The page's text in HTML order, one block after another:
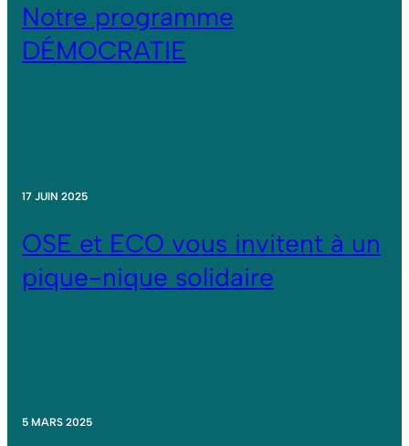
Notre programme
DÉMOCRATIE
17 JUIN 2025
OSE et ECO vous invitent à un
pique-nique solidaire
5 MARS 2025